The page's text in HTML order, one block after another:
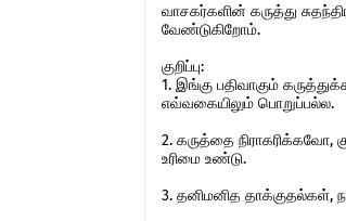
வாசகர்களின் கருத்து
வேண்டுகிறோம்.
குறிப்பு:
1. இங்கு பதிவாகும்
எவ்வகையிலும் பொறுப்பல்ல.
2. கருத்தை
உரிமை உண்டு.
3. தனிமனித தாக்குதல்கள்,